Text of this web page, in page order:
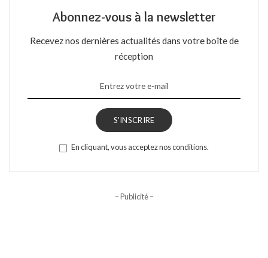
Abonnez-vous à la newsletter
Recevez nos dernières actualités dans votre boîte de
réception
S'INSCRIRE
En cliquant, vous acceptez nos conditions.
– Publicité –